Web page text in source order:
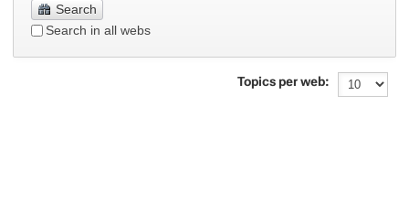
Search
Search in all webs
Topics per web: